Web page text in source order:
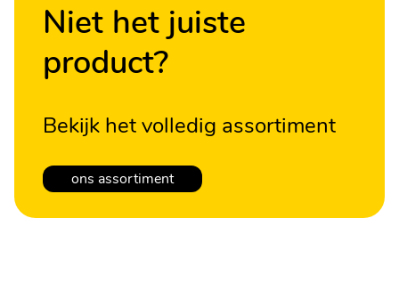
Niet het juiste
product?
Bekijk het volledig assortiment
ons assortiment